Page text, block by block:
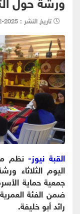
تاريخ النشر : 2025-12-03 - 12:52 am
القبة نيوز-نظم
اليوم الثلاثاء
رائد أبو خليفة.